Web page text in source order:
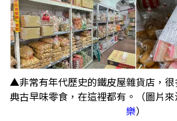
▲非常有年代歷史的鐵皮屋雜貨店，
典古早味零食，在這裡都有。（圖片來
樂）